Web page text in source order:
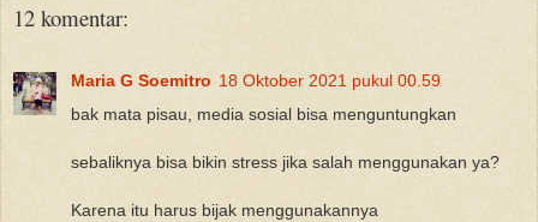
12 komentar:
Maria G Soemitro 18 Oktober 2021 pukul 00.59
bak mata pisau, media sosial bisa menguntungkan
sebaliknya bisa bikin stress jika salah menggunakan ya?
Karena itu harus bijak menggunakannya